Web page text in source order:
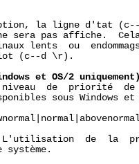
la ligne d'tat
sera pas affiche.
lents  ou
(c--d \r).
et OS/2
de  priorité
sous Windows
L'utilisation  de  la
système.